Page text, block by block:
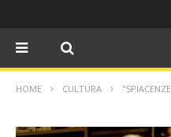
HOME CULTURA